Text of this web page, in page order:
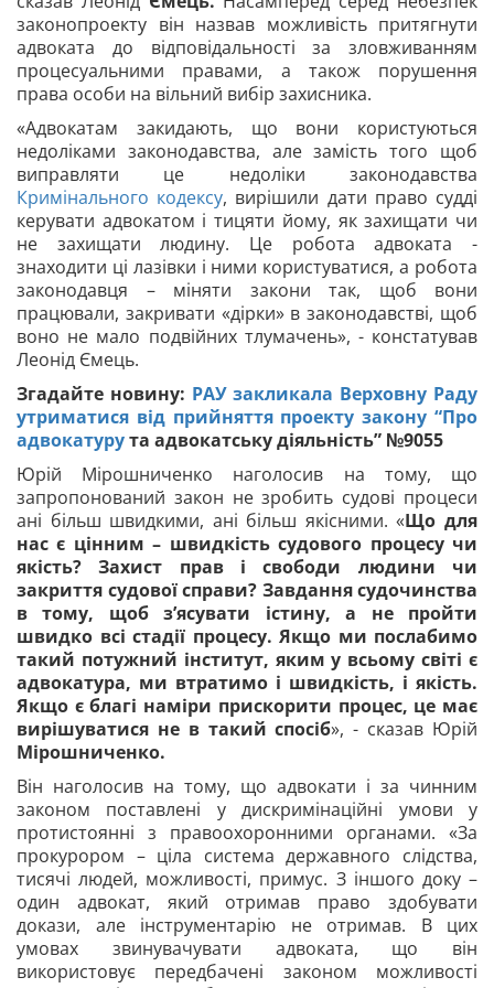
законопроекту він назвав можливість притягнути
адвоката до відповідальності за зловживанням
процесуальними правами, а також порушення
права особи на вільний вибір захисника.
«Адвокатам закидають, що вони користуються
недоліками законодавства, але замість того щоб
виправляти це недоліки законодавства
Кримінального кодексу, вирішили дати право судді
керувати адвокатом і тицяти йому, як захищати чи
не захищати людину. Це робота адвоката -
знаходити ці лазівки і ними користуватися, а робота
законодавця – міняти закони так, щоб вони
працювали, закривати «дірки» в законодавстві, щоб
воно не мало подвійних тлумачень», - констатував
Леонід Ємець.
Згадайте новину: РАУ закликала Верховну Раду
утриматися від прийняття проекту закону “Про
адвокатурута адвокатську діяльність” №9055
Юрій Мірошниченко наголосив на тому, що
запропонований закон не зробить судові процеси
ані більш швидкими, ані більш якісними. «Що для
нас є цінним – швидкість судового процесу чи
якість? Захист прав і свободи людини чи
закриття судової справи? Завдання судочинства
в тому, щоб з’ясувати істину, а не пройти
швидко всі стадії процесу. Якщо ми послабимо
такий потужний інститут, яким у всьому світі є
адвокатура, ми втратимо і швидкість, і якість.
Якщо є благі наміри прискорити процес, це має
вирішуватися не в такий спосіб», - сказав Юрій
Мірошниченко.
Він наголосив на тому, що адвокати і за чинним
законом поставлені у дискримінаційні умови у
протистоянні з правоохоронними органами. «За
прокурором – ціла система державного слідства,
тисячі людей, можливості, примус. З іншого доку –
один адвокат, який отримав право здобувати
докази, але інструментарію не отримав. В цих
умовах звинувачувати адвоката, що він
використовує передбачені законом можливості